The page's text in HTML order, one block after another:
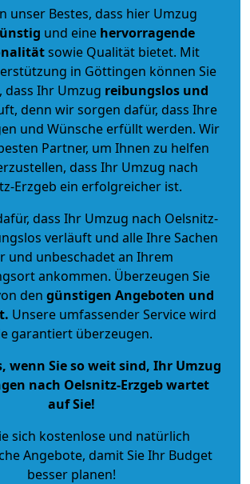
unser Bestes, dass hier Umzug
und eine hervorragende
sowie Qualität bietet. Mit
in Göttingen können Sie
dass Ihr Umzug reibungslos und
denn wir sorgen dafür, dass Ihre
und Wünsche erfüllt werden. Wir
Partner, um Ihnen zu helfen
dass Ihr Umzug nach
Erzgeb ein erfolgreicher ist.
dass Ihr Umzug nach Oelsnitz-
verläuft und alle Ihre Sachen
und unbeschadet an Ihrem
ankommen. Überzeugen Sie
den günstigen Angeboten und
. Unsere umfassender Service wird
garantiert überzeugen.
wenn Sie so weit sind, Ihr Umzug
nach Oelsnitz-Erzgeb wartet
auf Sie!
sich kostenlose und natürlich
Angebote, damit Sie Ihr Budget
besser planen!